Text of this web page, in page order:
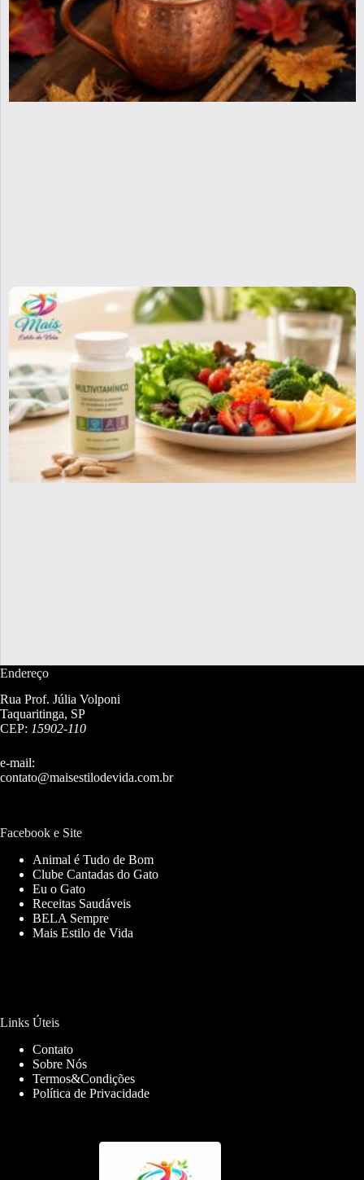
Endereço
Rua Prof. Júlia Volponi
Taquaritinga, SP
CEP: 15902-110
e-mail:
contato@maisestilodevida.com.br
Facebook e Site
Animal é Tudo de Bom
Clube Cantadas do Gato
Eu o Gato
Receitas Saudáveis
BELA Sempre
Mais Estilo de Vida
Links Úteis
Contato
Sobre Nós
Termos&Condições
Política de Privacidade